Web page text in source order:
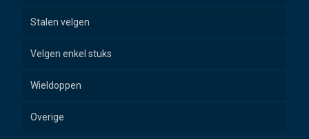
Stalen velgen
Velgen enkel stuks
Wieldoppen
Overige